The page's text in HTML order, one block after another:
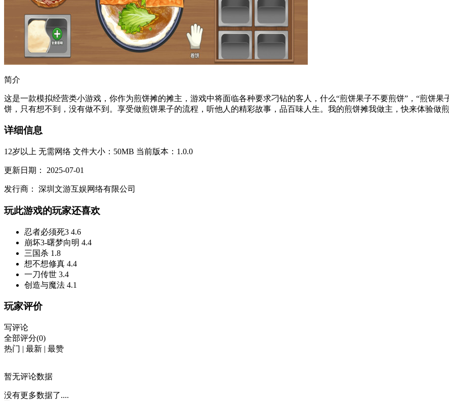
简介
这是一款模拟经营类小游戏，你作为煎饼摊的摊主，游戏中将面临各种要求刁钻的客人，什么“煎饼果子不要煎饼”，“煎饼
饼，只有想不到，没有做不到。享受做煎饼果子的流程，听他人的精彩故事，品百味人生。我的煎饼摊我做主，快来体验做
详细信息
12岁以上 无需网络 文件大小：50MB 当前版本：1.0.0
更新日期： 2025-07-01
发行商： 深圳文游互娱网络有限公司
玩此游戏的玩家还喜欢
忍者必须死3 4.6
崩坏3-曙梦向明 4.4
三国杀 1.8
想不想修真 4.4
一刀传世 3.4
创造与魔法 4.1
玩家评价
写评论
全部评分(0)
热门 | 最新 | 最赞
暂无评论数据
没有更多数据了....